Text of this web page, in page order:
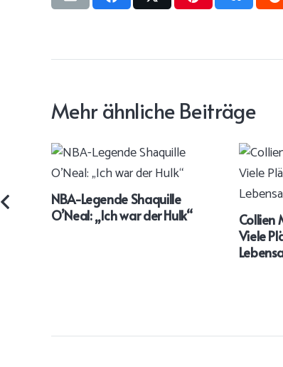
Mehr ähnliche Beiträge
NBA-Legende Shaquille
O’Neal: „Ich war der Hulk“
Collien
Viele